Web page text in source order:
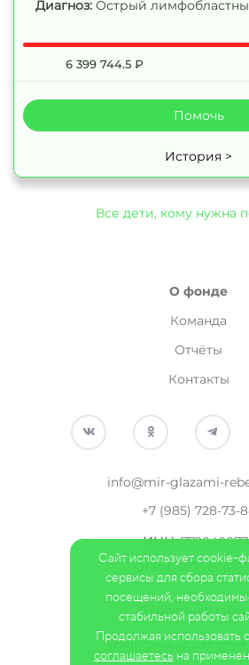
Диагноз: Острый
6 399 744.5₽
Помочь
История >
Все дети, кому нужна
О фонде
Команда
Отчёты
Контакты
info@mir-glazami-
+7 (985) 728-73-
ИНН:
Публичная
Политика обработки
Сайт использует cookie-
сервисы для сбора
посещений,
стабильной работы
Продолжая использовать
соглашаетесь на